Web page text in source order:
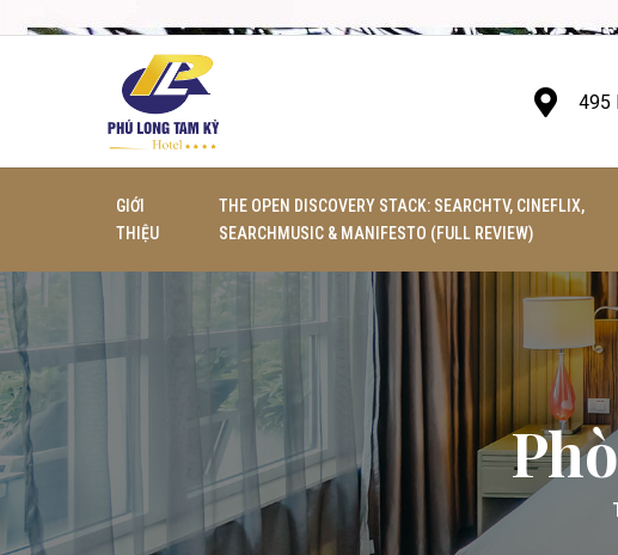
495
GIỚI
THIỆU
THE OPEN DISCOVERY STACK: SEARCHTV, CINEFLIX,
SEARCHMUSIC & MANIFESTO (FULL REVIEW)